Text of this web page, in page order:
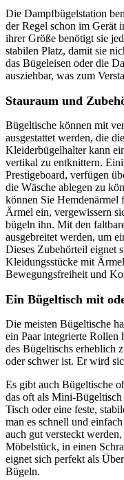
Die Dampfbügelstation
der Regel schon im Gerät
ihrer Größe benötigt sie
stabilen Platz, damit sie
das Bügeleisen oder die
ausziehbar, was zum
Stauraum und
Bügeltische können mit
ausgestattet werden, die
Kleiderbügelhalter kann
vertikal zu entknittern.
Prestigeboard, verfügen
die Wäsche ablegen zu
können Sie Hemdenärmel
Ärmel ein, vergewissern
bügeln ihn. Mit den
ausgebreitet werden, um
Dieses Zubehörteil eignet
Kleidungsstücke mit
Bewegungsfreiheit und
Ein Bügeltisch mit
Die meisten Bügeltische
ein Paar integrierte
des Bügeltischs erheblich
oder schwer ist. Er wird
Es gibt auch Bügeltische
das oft als Mini-
Tisch oder eine feste,
man es schnell und
auch gut versteckt
Möbelstück, in einen
eignet sich perfekt als
Bügeln.